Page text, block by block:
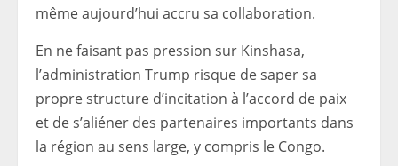
même aujourd’hui accru sa collaboration.
En ne faisant pas pression sur Kinshasa,
l’administration Trump risque de saper sa
propre structure d’incitation à l’accord de paix
et de s’aliéner des partenaires importants dans
la région au sens large, y compris le Congo.